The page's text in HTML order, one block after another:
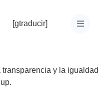
[gtraducir]
y la igualdad